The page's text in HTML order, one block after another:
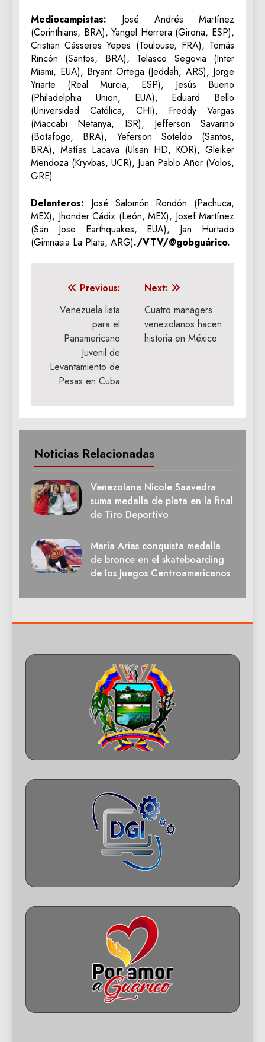
Mediocampistas: José Andrés Martínez
(Corinthians, BRA), Yangel Herrera (Girona, ESP),
Cristian Cásseres Yepes (Toulouse, FRA), Tomás
Rincón (Santos, BRA), Telasco Segovia (Inter
Miami, EUA), Bryant Ortega (Jeddah, ARS), Jorge
Yriarte (Real Murcia, ESP), Jesús Bueno
(Philadelphia Union, EUA), Eduard Bello
(Universidad Católica, CHI), Freddy Vargas
(Maccabi Netanya, ISR), Jefferson Savarino
(Botafogo, BRA), Yeferson Soteldo (Santos,
BRA), Matías Lacava (Ulsan HD, KOR), Gleiker
Mendoza (Kryvbas, UCR), Juan Pablo Añor (Volos,
GRE).
Delanteros: José Salomón Rondón (Pachuca,
MEX), Jhonder Cádiz (León, MEX), Josef Martínez
(San Jose Earthquakes, EUA), Jan Hurtado
(Gimnasia La Plata, ARG)./VTV/@gobguárico.
Navegación
entradas
Previous:
Venezuela lista
para el
Panamericano
Juvenil de
Levantamiento de
Pesas en Cuba
Next:
Cuatro managers
venezolanos hacen
historia en México
Noticias Relacionadas
Venezolana Nicole Saavedra
suma medalla de plata en la final
de Tiro Deportivo
María Arias conquista medalla
de bronce en el skateboarding
de los Juegos Centroamericanos